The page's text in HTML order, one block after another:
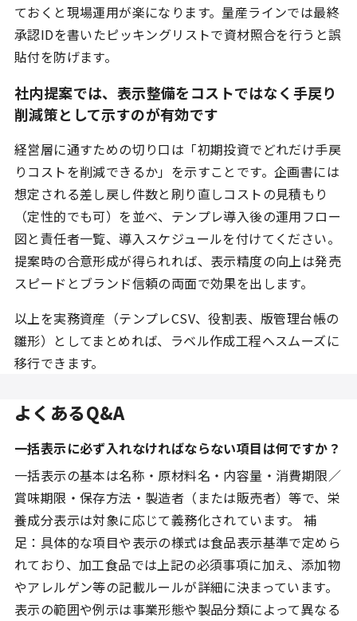
ておくと現場運用が楽になります。量産ラインでは最終
承認IDを書いたピッキングリストで資材照合を行うと誤
貼付を防げます。
社内提案では、表示整備をコストではなく手戻り
削減策として示すのが有効です
経営層に通すための切り口は「初期投資でどれだけ手戻
りコストを削減できるか」を示すことです。企画書には
想定される差し戻し件数と刷り直しコストの見積もり
（定性的でも可）を並べ、テンプレ導入後の運用フロー
図と責任者一覧、導入スケジュールを付けてください。
提案時の合意形成が得られれば、表示精度の向上は発売
スピードとブランド信頼の両面で効果を出します。
以上を実務資産（テンプレCSV、役割表、版管理台帳の
雛形）としてまとめれば、ラベル作成工程へスムーズに
移行できます。
よくあるQ&A
一括表示に必ず入れなければならない項目は何ですか？
一括表示の基本は名称・原材料名・内容量・消費期限／
賞味期限・保存方法・製造者（または販売者）等で、栄
養成分表示は対象に応じて義務化されています。 補
足：具体的な項目や表示の様式は食品表示基準で定めら
れており、加工食品では上記の必須事項に加え、添加物
やアレルゲン等の記載ルールが詳細に決まっています。
表示の範囲や例示は事業形態や製品分類によって異なる